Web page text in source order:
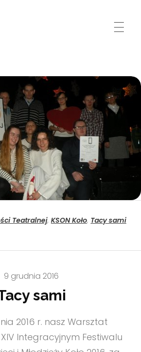
sami
9 grudnia 2016
2016 r. nasz Warsztat
XIV Integracyjnym Festiwalu
Teatralnej, KSON Koło, Tacy sami